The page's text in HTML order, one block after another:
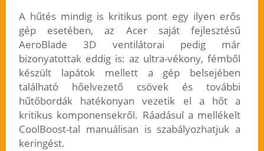
A hűtés mindig is kritikus pont egy ilyen erős
gép esetében, az Acer saját fejlesztésű
AeroBlade 3D ventilátorai pedig már
bizonyatottak eddig is: az ultra-vékony, fémből
készült lapátok mellett a gép belsejében
található hőelvezető csövek és további
hűtőbordák hatékonyan vezetik el a hőt a
kritikus komponensekről. Ráadásul a mellékelt
CoolBoost-tal manuálisan is szabályozhatjuk a
keringést.